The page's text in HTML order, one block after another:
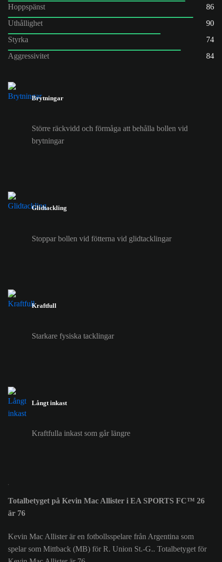
Hoppspänst
86
Uthållighet
90
Styrka
74
Aggressivitet
84
Brytningar
Större räckvidd och förmåga att behålla bollen vid
brytningar
Glidtackling
Stoppar bollen vid fötterna vid glidtacklingar
Kraftfull
Starkare fysiska tacklingar
Långt inkast
Kraftfulla inkast som går längre
Totalbetyget på Kevin Mac Allister i EA SPORTS FC™ 26
är 76
Kevin Mac Allister är en fotbollsspelare från Argentina som
spelar som Mittback (MB) för R. Union St.-G.. Totalbetyget för